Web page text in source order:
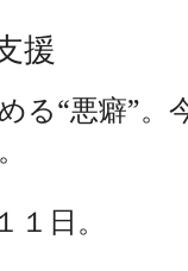
援
る“悪癖”。
日。